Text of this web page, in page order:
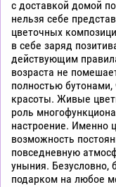
с доставкой домой
нельзя себе
цветочных
в себе заряд
действующим
возраста не
полностью бутонами,
красоты. Живые
роль
настроение. Именно
возможность
повседневную
уныния. Безусловно,
подарком на любое